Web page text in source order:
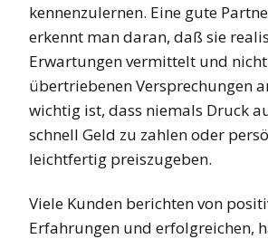
kennenzulernen. Eine gute
erkennt man daran, daß sie
Erwartungen vermittelt und
übertriebenen Versprechungen
wichtig ist, dass niemals Druck
schnell Geld zu zahlen oder
leichtfertig preiszugeben.
Viele Kunden berichten von
Erfahrungen und erfolgreichen,